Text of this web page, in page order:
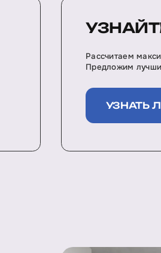
Рассчитаем
Предложим
УЗНАТЬ